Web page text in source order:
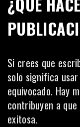
Si crees que
solo significa
equivocado. Hay
contribuyen a
exitosa.